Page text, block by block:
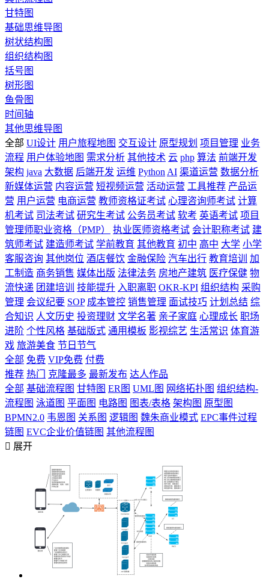
甘特图
基础思维导图
树状结构图
组织结构图
括号图
树形图
鱼骨图
时间轴
其他思维导图
全部 UI设计 用户旅程地图 交互设计 原型规划 项目管理 业务
流程 用户体验地图 需求分析 其他技术 云 php 算法 前端开发
架构 java 大数据 后端开发 运维 Python AI 渠道运营 数据分析
新媒体运营 内容运营 短视频运营 活动运营 工具推荐 产品运
营 用户运营 电商运营 教师资格证考试 心理咨询师考试 计算
机考试 司法考试 研究生考试 公务员考试 软考 英语考试 项目
管理师职业资格（PMP）
执业医师资格考试 会计职称考试 建
筑师考试 建造师考试 学前教育 其他教育 初中 高中 大学 小学
客服咨询 其他岗位 酒店餐饮 金融保险 汽车出行 教育培训
加
工制造 商务销售 媒体出版 法律法务 房地产建筑 医疗保健 物
流快递 团建培训 技能提升 入职离职 OKR-KPI 组织结构 采购
管理 会议纪要 SOP 成本管控 销售管理 面试技巧 计划总结 综
合知识 人文历史 投资理财 文学名著 亲子家庭 心理成长 职场
进阶 个性风格 基础版式 通用模板 影视综艺 生活常识 体育游
戏 旅游美食 节日节气
全部 免费 VIP免费 付费
推荐 热门 克隆最多 最新发布 达人作品
全部 基础流程图 甘特图 ER图 UML图 网络拓扑图 组织结构-
流程图 泳道图 平面图 电路图 图表/表格 架构图 原型图
BPMN2.0 韦恩图 关系图 逻辑图 魏朱商业模式 EPC事件过程
链图 EVC企业价值链图 其他流程图
 展开